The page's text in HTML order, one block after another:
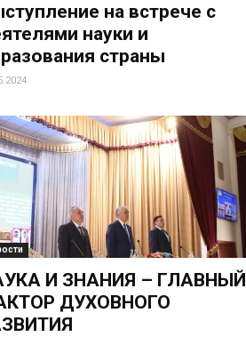
на встрече с
науки и
страны
И ЗНАНИЯ – ГЛАВНЫЙ
ДУХОВНОГО